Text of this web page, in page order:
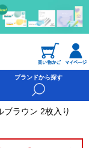
ブランドから探す
ブラウン 2枚入り